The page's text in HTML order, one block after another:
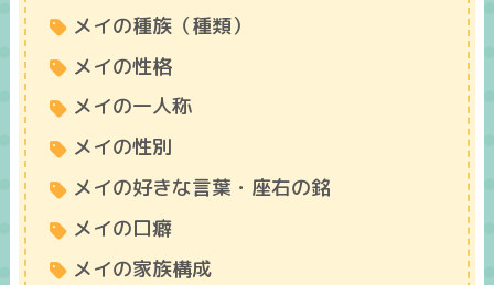
メイの種族（種類）
メイの性格
メイの一人称
メイの性別
メイの好きな言葉・座右の銘
メイの口癖
メイの家族構成